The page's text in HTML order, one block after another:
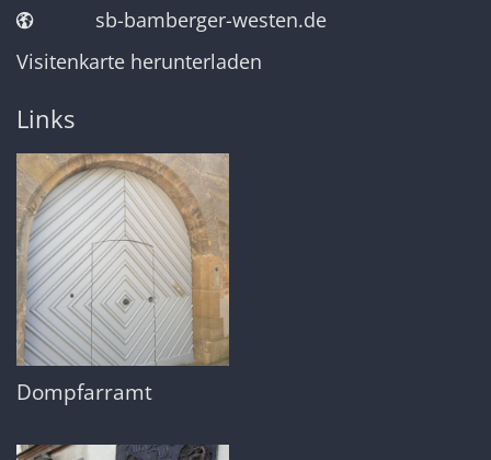
sb-bamberger-westen.de
Visitenkarte herunterladen
Links
Dompfarramt